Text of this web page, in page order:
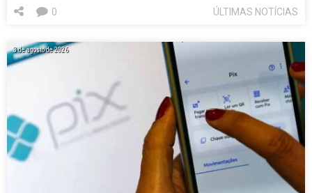
ÚLTIMAS NOTÍCIAS
0
3 de agosto de 2026